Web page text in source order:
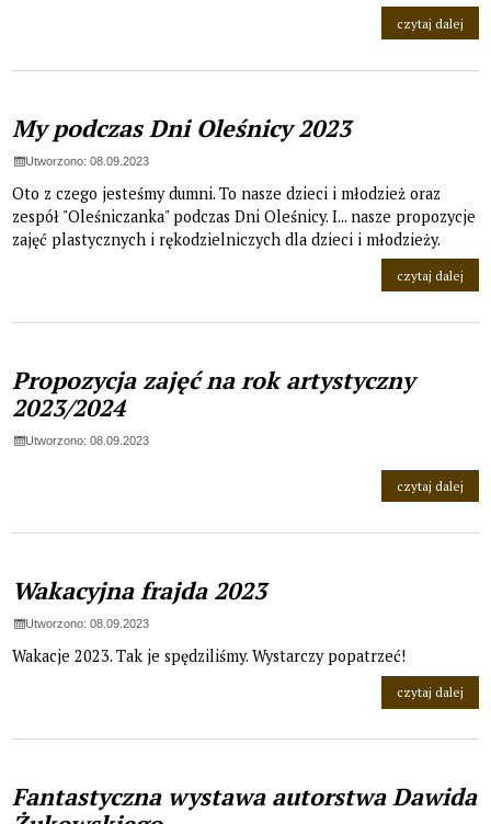
czytaj dalejna
My podczas Dni Oleśnicy 2023
Utworzono: 08.09.2023
Oto z czego jesteśmy dumni. To nasze dzieci i młodzież oraz
zespół "Oleśniczanka" podczas Dni Oleśnicy. I... nasze propozycje
zajęć plastycznych i rękodzielniczych dla dzieci i młodzieży.
czytaj dalejna
Propozycja zajęć na rok artystyczny
2023/2024
Utworzono: 08.09.2023
czytaj dalejna
Wakacyjna frajda 2023
Utworzono: 08.09.2023
Wakacje 2023. Tak je spędziliśmy. Wystarczy popatrzeć!
czytaj dalejna
Fantastyczna wystawa autorstwa Dawida